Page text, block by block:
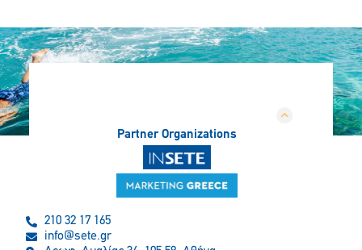
Partner Organizations
210 32 17 165
info@sete.gr